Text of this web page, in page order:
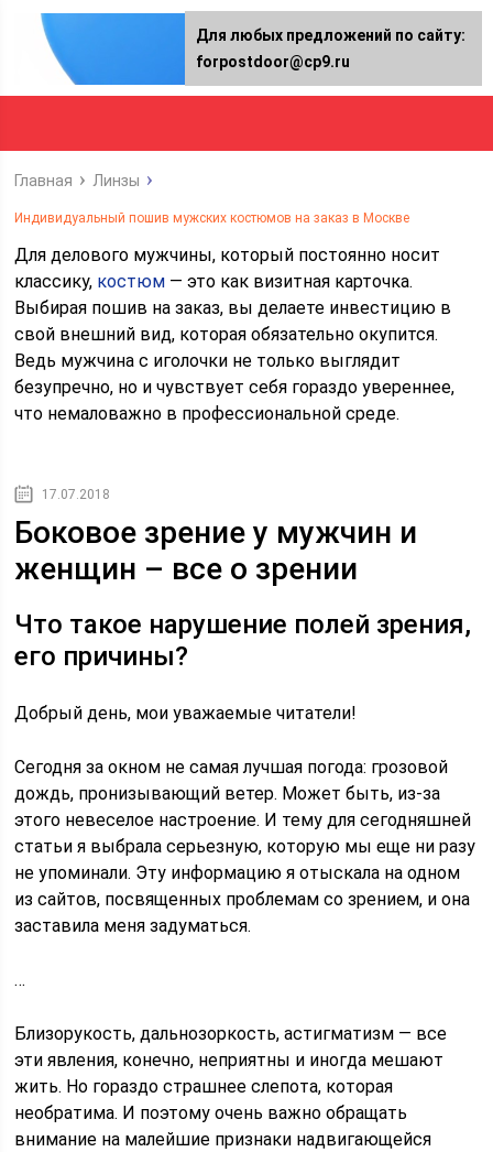
Главная Линзы
Индивидуальный пошив мужских костюмов на заказ в Москве
Для делового мужчины, который постоянно носит
классику, костюм — это как визитная карточка.
Выбирая пошив на заказ, вы делаете инвестицию в
свой внешний вид, которая обязательно окупится.
Ведь мужчина с иголочки не только выглядит
безупречно, но и чувствует себя гораздо увереннее,
что немаловажно в профессиональной среде.
17.07.2018
Боковое зрение у мужчин и
женщин – все о зрении
Что такое нарушение полей зрения,
его причины?
Добрый день, мои уважаемые читатели!
Сегодня за окном не самая лучшая погода: грозовой
дождь, пронизывающий ветер. Может быть, из-за
этого невеселое настроение. И тему для сегодняшней
статьи я выбрала серьезную, которую мы еще ни разу
не упоминали. Эту информацию я отыскала на одном
из сайтов, посвященных проблемам со зрением, и она
заставила меня задуматься.
…
Близорукость, дальнозоркость, астигматизм — все
эти явления, конечно, неприятны и иногда мешают
жить. Но гораздо страшнее слепота, которая
необратима. И поэтому очень важно обращать
внимание на малейшие признаки надвигающейся
Для любых предложений по сайту:
forpostdoor@cp9.ru